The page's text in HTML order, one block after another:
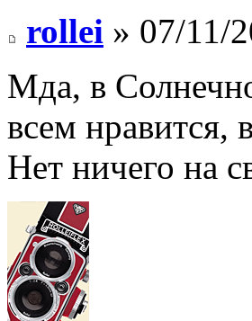
rollei » 07/11/
Мда, в
всем нравится,
Нет ничего на